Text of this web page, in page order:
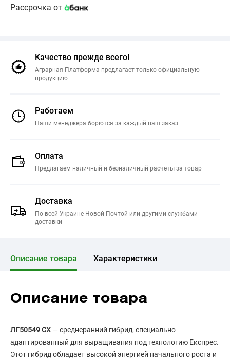
Рассрочка от
Качество прежде всего!
Аграрная Платформа предлагает только официальную
продукцию
Работаем
Наши менеджера борются за каждый ваш заказ
Оплата
Предлагаем наличный и безналичный расчеты за товар
Доставка
По всей Украине Новой Почтой или другими службами
доставки
Описание товара Характеристики
Описание товара
ЛГ50549 СХ — среднеранний гибрид, специально
адаптированный для выращивания под технологию Експрес.
Этот гибрид обладает высокой энергией начального роста и